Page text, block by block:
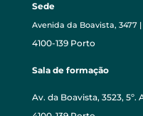
Sede
Avenida da Boavista, 3477 |
4100-139 Porto
Sala de formação
Av. da Boavista, 3523, 5º.